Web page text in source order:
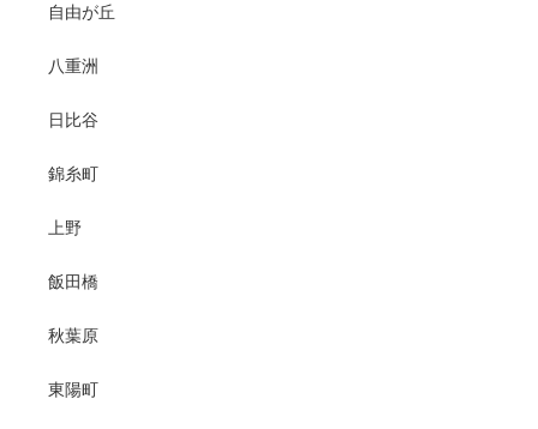
自由が丘
八重洲
日比谷
錦糸町
上野
飯田橋
秋葉原
東陽町